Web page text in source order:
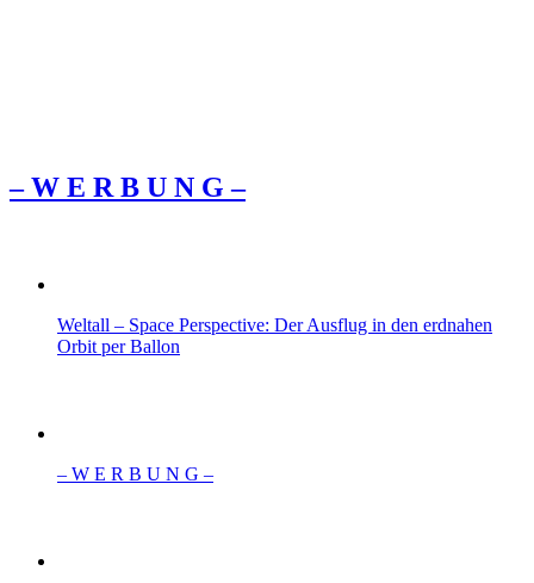
– W Ε R Β U Ν G –
Weltall – Space Perspective: Der Ausflug in den erdnahen
Orbit per Ballon
– W Ε R Β U Ν G –